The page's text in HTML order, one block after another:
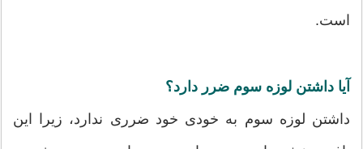
است.
آیا داشتن لوزه سوم ضرر دارد؟
داشتن لوزه سوم به خودی خود ضرری ندارد، زیرا این